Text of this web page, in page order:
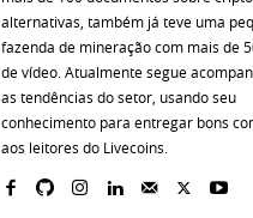
alternativas, também já teve uma
fazenda de mineração com mais de
de vídeo. Atualmente segue
as tendências do setor, usando seu
conhecimento para entregar bons
aos leitores do Livecoins.